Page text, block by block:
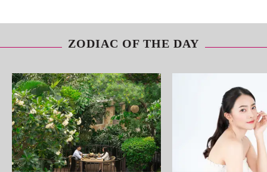
ZODIAC OF THE DAY